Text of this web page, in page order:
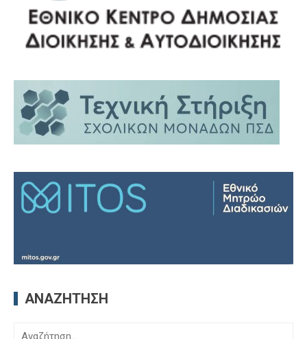
ΑΝΑΖΉΤΗΣΗ
Αναζήτηση